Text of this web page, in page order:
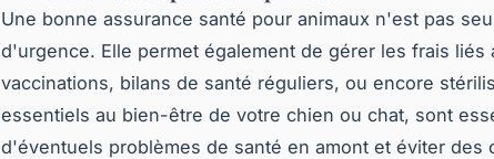
Une bonne assurance santé pour animaux n'est pas
d'urgence. Elle permet également de gérer les frais liés
vaccinations, bilans de santé réguliers, ou encore
essentiels au bien-être de votre chien ou chat, sont
d'éventuels problèmes de santé en amont et éviter des